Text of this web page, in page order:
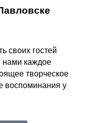
своих гостей
каждое
творческое
воспоминания у